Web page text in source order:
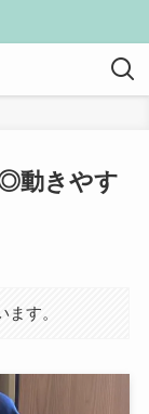
動きやす
す。